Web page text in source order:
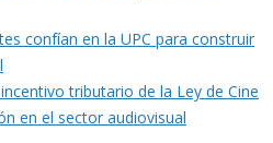
confían en la UPC para construir
tributario de la Ley de Cine
en el sector audiovisual